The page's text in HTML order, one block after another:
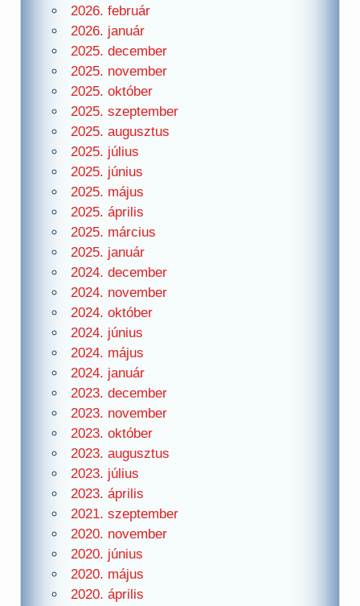
2026. február
2026. január
2025. december
2025. november
2025. október
2025. szeptember
2025. augusztus
2025. július
2025. június
2025. május
2025. április
2025. március
2025. január
2024. december
2024. november
2024. október
2024. június
2024. május
2024. január
2023. december
2023. november
2023. október
2023. augusztus
2023. július
2023. április
2021. szeptember
2020. november
2020. június
2020. május
2020. április